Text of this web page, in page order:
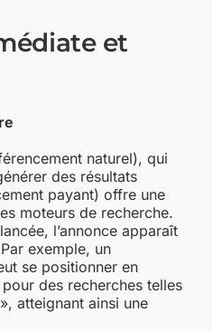
et
naturel), qui
des résultats
payant) offre une
moteurs de recherche.
l’annonce apparaît
exemple, un
se positionner en
des recherches telles
atteignant ainsi une